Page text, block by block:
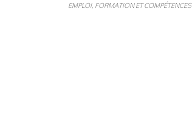
EMPLOI, FORMATION ET COMPÉTENCES